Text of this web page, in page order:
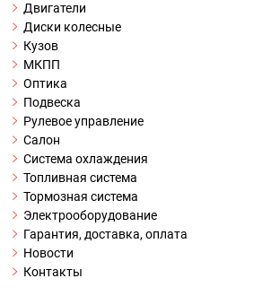
Двигатели
Диски колесные
Кузов
МКПП
Оптика
Подвеска
Рулевое управление
Салон
Система охлаждения
Топливная система
Тормозная система
Электрооборудование
Гарантия, доставка, оплата
Новости
Контакты